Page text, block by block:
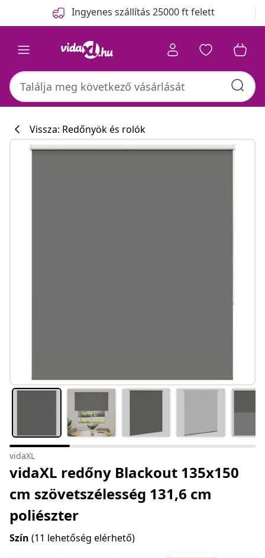
Ingyenes szállítás 25000 ft felett
Vissza: Redőnyök és rolók
vidaXL
vidaXL redőny Blackout 135x150
cm szövetszélesség 131,6 cm
poliészter
Szín (11 lehetőség elérhető)